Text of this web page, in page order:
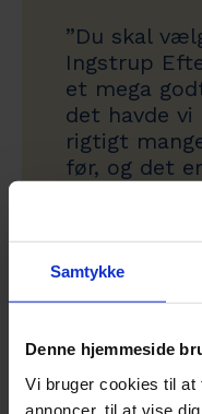
Samtykke
Denne hjemmeside
Vi bruger cookies til at
annoncer, til at vise
”Du skal
Ingstrup
et mega
det havde vi
rigtigt
før, og det
overrasket
blev tætte
Mathilde,